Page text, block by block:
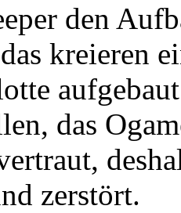
den
kreieren
das
zerstört.